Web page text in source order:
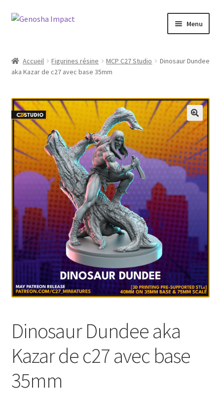
Aller
navigation
Aller
Menu
Cart
Checkout
My account
Shop
Wishlist
Accueil Figurines résine MCP C27 Studio
Dinosaur Dundee
aka Kazar de c27 avec base 35mm
Dinosaur Dundee aka
Kazar de c27 avec base
35mm